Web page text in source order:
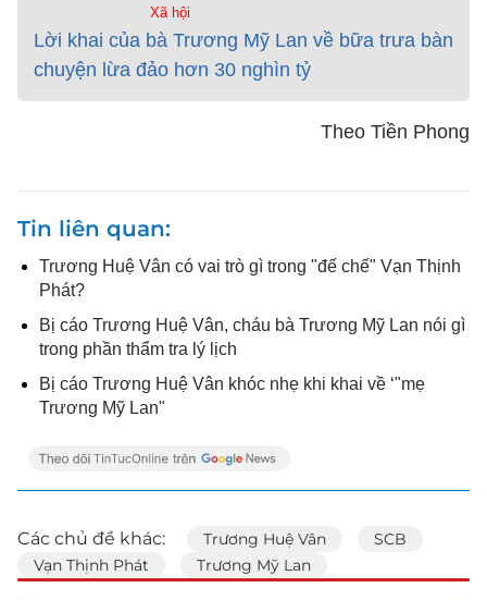
Xã hội
Lời khai của bà Trương Mỹ Lan về bữa trưa bàn
chuyện lừa đảo hơn 30 nghìn tỷ
Theo Tiền Phong
Tin liên quan
Trương Huệ Vân có vai trò gì trong "đế chế" Vạn Thịnh
Phát?
Bị cáo Trương Huệ Vân, cháu bà Trương Mỹ Lan nói gì
trong phần thẩm tra lý lịch
Bị cáo Trương Huệ Vân khóc nhẹ khi khai về ‘"mẹ
Trương Mỹ Lan"
Các chủ đề khác: Trương Huệ Vân
SCB
Vạn Thịnh Phát
Trương Mỹ Lan